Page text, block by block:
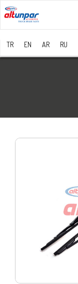
TR EN AR RU